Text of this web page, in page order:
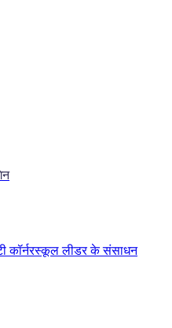
कॉर्नरस्कूल लीडर के संसाधन